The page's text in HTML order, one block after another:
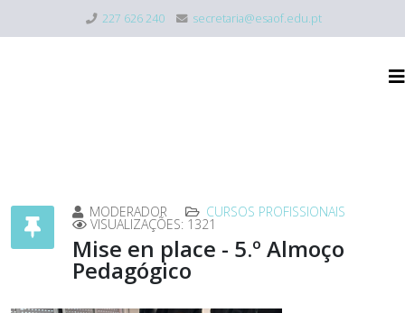
227 626 240 secretaria@esaof.edu.pt
MODERADOR CURSOS PROFISSIONAIS
VISUALIZAÇÕES: 1321
Mise en place - 5.º Almoço
Pedagógico